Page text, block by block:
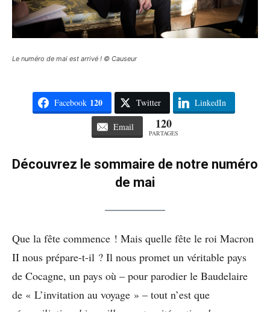
Le numéro de mai est arrivé ! © Causeur
Facebook 120 Twitter LinkedIn
Email 120
PARTAGES
Découvrez le sommaire de notre numéro
de mai
Que la fête commence ! Mais quelle fête le roi Macron
II nous prépare-t-il ? Il nous promet un véritable pays
de Cocagne, un pays où – pour parodier le Baudelaire
de « L’invitation au voyage » – tout n’est que